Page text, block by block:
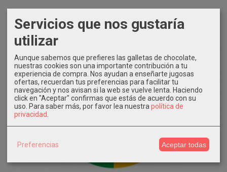
Servicios que nos gustaría
utilizar
Aunque sabemos que prefieres las galletas de chocolate,
nuestras cookies son una importante contribución a tu
experiencia de compra. Nos ayudan a enseñarte jugosas
ofertas, recuerdan tus preferencias para facilitar tu
navegación y nos avisan si la web se vuelve lenta. Haciendo
click en "Aceptar" confirmas que estás de acuerdo con su
uso. Para saber más, por favor lea nuestra política de
privacidad
Preferencias Aceptar todas